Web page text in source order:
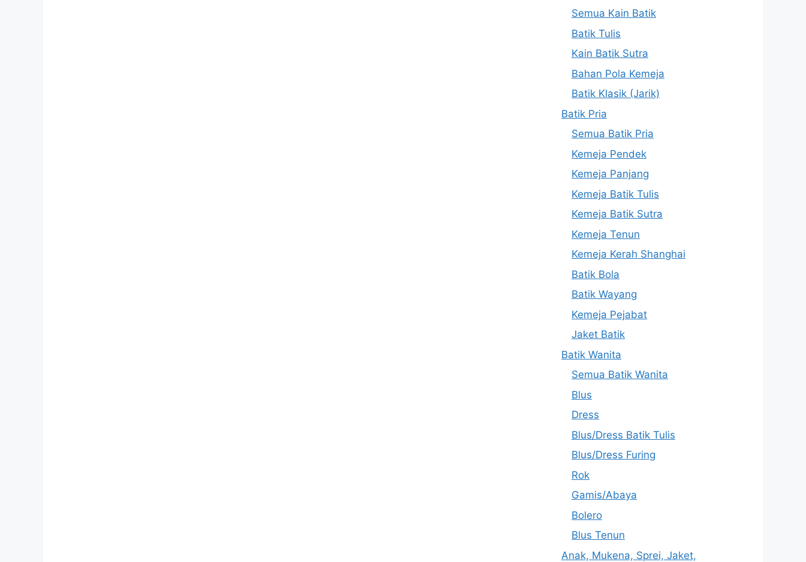
Semua Kain Batik
Batik Tulis
Kain Batik Sutra
Bahan Pola Kemeja
Batik Klasik (Jarik)
Batik Pria
Semua Batik Pria
Kemeja Pendek
Kemeja Panjang
Kemeja Batik Tulis
Kemeja Batik Sutra
Kemeja Tenun
Kemeja Kerah Shanghai
Batik Bola
Batik Wayang
Kemeja Pejabat
Jaket Batik
Batik Wanita
Semua Batik Wanita
Blus
Dress
Blus/Dress Batik Tulis
Blus/Dress Furing
Rok
Gamis/Abaya
Bolero
Blus Tenun
Anak, Mukena, Sprei, Jaket,